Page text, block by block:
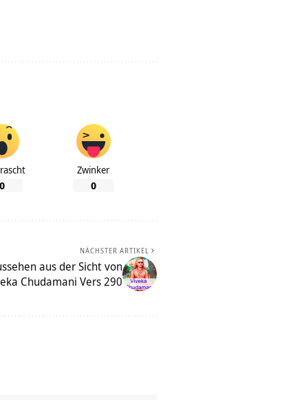
0
Zwinker
0
NÄCHSTER ARTIKEL
aus der Sicht von
Chudamani Vers 290